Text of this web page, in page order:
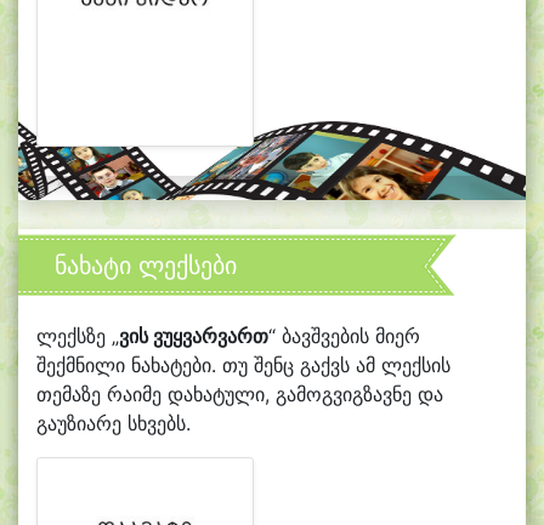
ნახატი ლექსები
ლექსზე „ვის ვუყვარვართ“ ბავშვების მიერ
შექმნილი ნახატები. თუ შენც გაქვს ამ ლექსის
თემაზე რაიმე დახატული, გამოგვიგზავნე და
გაუზიარე სხვებს.